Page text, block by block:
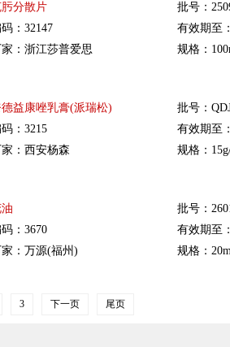
分散片
：32147
：浙江莎普爱思
批号：
有效期至
规格：
益康唑乳膏(派瑞松)
：3215
：西安杨森
批号：
有效期至
规格：
：3670
：万源(福州)
批号：
有效期至
规格：
3 下一页 尾页